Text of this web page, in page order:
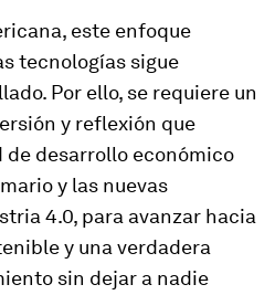
este enfoque
tecnologías sigue
Por ello, se requiere un
y reflexión que
de desarrollo económico
y las nuevas
4.0, para avanzar hacia
y una verdadera
sin dejar a nadie